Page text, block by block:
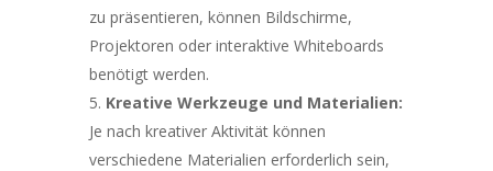
zu präsentieren, können Bildschirme,
Projektoren oder interaktive Whiteboards
benötigt werden.
Kreative Werkzeuge und Materialien:
Je nach kreativer Aktivität können
verschiedene Materialien erforderlich sein,